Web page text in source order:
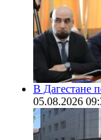
В Дагестане
05.08.2026